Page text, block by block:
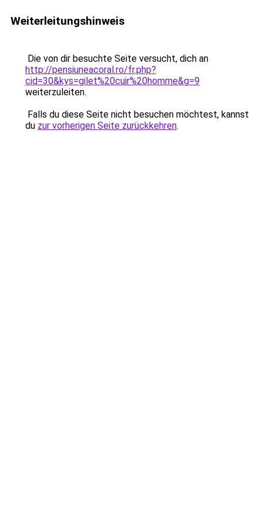
Weiterleitungshinweis
Die von dir besuchte Seite versucht, dich an
http://pensiuneacoral.ro/fr.php?
cid=30&kys=gilet%20cuir%20homme&g=9
weiterzuleiten.
Falls du diese Seite nicht besuchen möchtest, kannst
du zur vorherigen Seite zurückkehren.